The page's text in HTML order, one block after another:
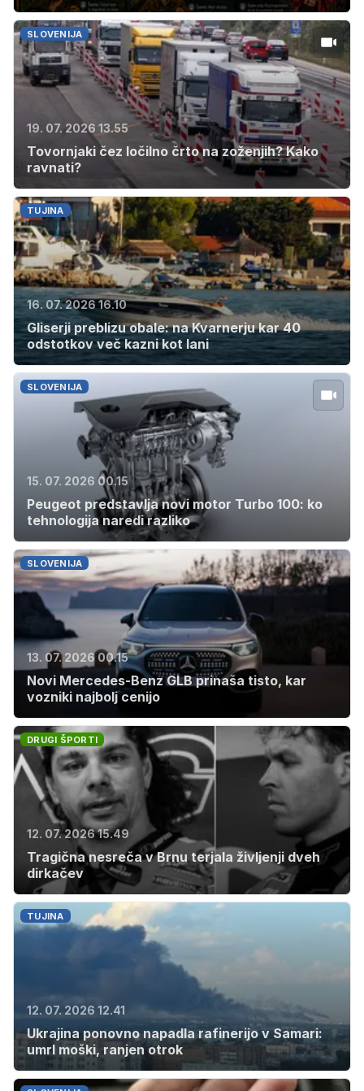
SLOVENIJA
19. 07. 2026 13.55
Tovornjaki čez ločilno črto na zoženjih? Kako
ravnati?
TUJINA
16. 07. 2026 16.10
Gliserji preblizu obale: na Kvarnerju kar 40
odstotkov več kazni kot lani
SLOVENIJA
15. 07. 2026 00.15
Peugeot predstavlja novi motor Turbo 100: ko
tehnologija naredi razliko
SLOVENIJA
13. 07. 2026 00.15
Novi Mercedes-Benz GLB prinaša tisto, kar
vozniki najbolj cenijo
DRUGI ŠPORTI
12. 07. 2026 15.49
Tragična nesreča v Brnu terjala življenji dveh
dirkačev
TUJINA
12. 07. 2026 12.41
Ukrajina ponovno napadla rafinerijo v Samari:
umrl moški, ranjen otrok